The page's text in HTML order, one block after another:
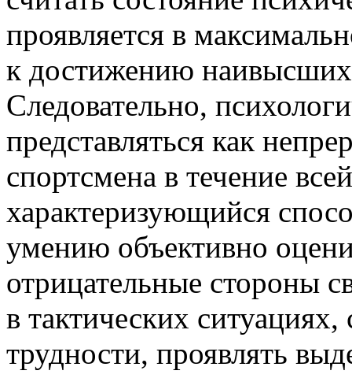
проявляется в
к достижению наивысших
Следовательно,
представляться как
спортсмена в течение
характеризующийся
умению объективно
отрицательные стороны
в тактических
трудности, проявлять